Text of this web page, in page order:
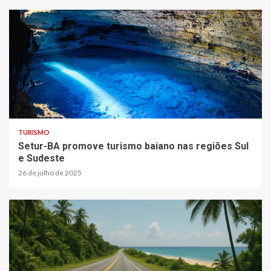
TURISMO
Setur-BA promove turismo baiano nas regiões Sul
e Sudeste
26 de julho de 2025